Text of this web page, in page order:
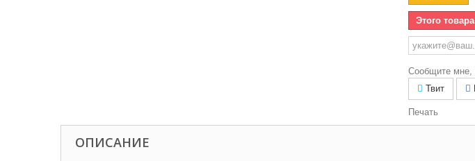
Этого
Сообщите мне,
Твит
Печать
ОПИСАНИЕ